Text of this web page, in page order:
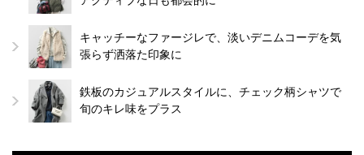
キャッチーなファージレで、淡いデニムコーデを気
張らず洒落た印象に
鉄板のカジュアルスタイルに、チェック柄シャツで
旬のキレ味をプラス